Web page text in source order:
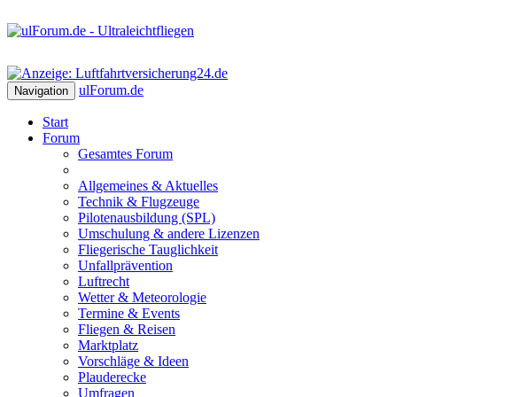
Navigation ulForum.de
Start
Forum
Gesamtes Forum
Allgemeines & Aktuelles
Technik & Flugzeuge
Pilotenausbildung (SPL)
Umschulung & andere Lizenzen
Fliegerische Tauglichkeit
Unfallprävention
Luftrecht
Wetter & Meteorologie
Termine & Events
Fliegen & Reisen
Marktplatz
Vorschläge & Ideen
Plauderecke
Umfragen